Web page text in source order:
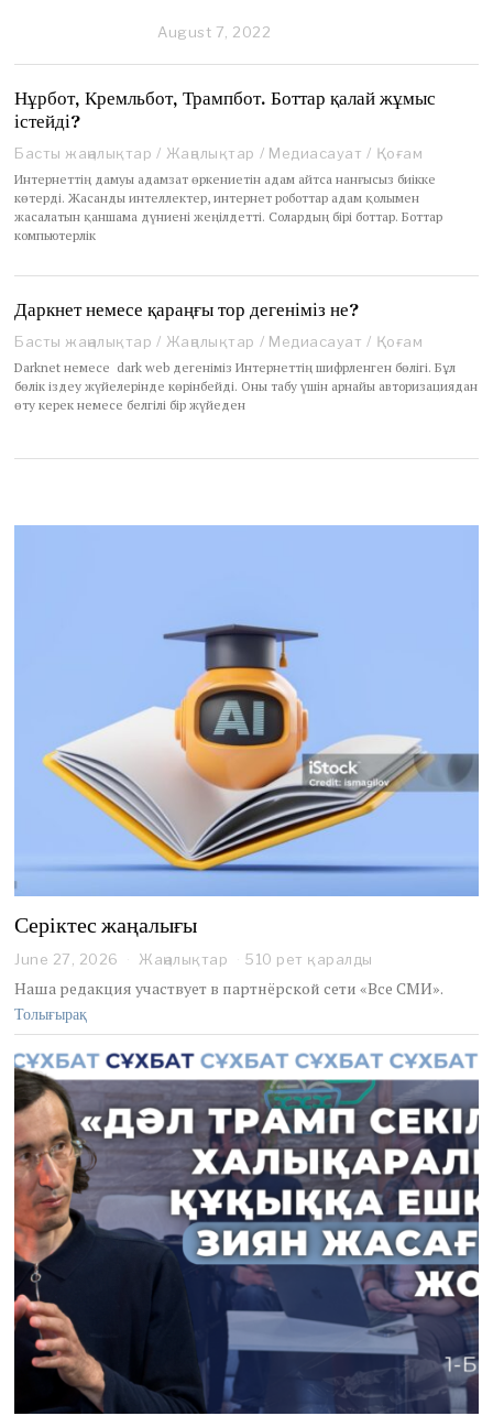
August 7, 2022
g
u
s
7
2
0
Нұрбот, Кремльбот, Трампбот. Боттар қалай жұмыс
істейді?
Басты жаңалықтар / Жаңалықтар / Медиасауат / Қоғам
Интернеттің дамуы адамзат өркениетін адам айтса нанғысыз биікке
көтерді. Жасанды интеллектер, интернет роботтар адам қолымен
жасалатын қаншама дүниені жеңілдетті. Солардың бірі боттар. Боттар
компьютерлік
Даркнет немесе қараңғы тор дегеніміз не?
Басты жаңалықтар / Жаңалықтар / Медиасауат / Қоғам
Darknet немесе dark web дегеніміз Интернеттің шифрленген бөлігі. Бұл
бөлік іздеу жүйелерінде көрінбейді. Оны табу үшін арнайы авторизациядан
өту керек немесе белгілі бір жүйеден
Серіктес жаңалығы
June 27, 2026
n
2
7
,
2
0
2
6
Жаңалықтар 510 рет қаралды
Наша редакция участвует в партнёрской сети «Все СМИ».
Толығырақ